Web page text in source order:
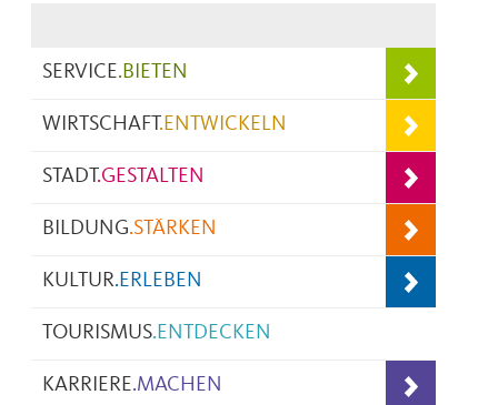
SERVICE.BIETEN
WIRTSCHAFT.ENTWICKELN
STADT.GESTALTEN
BILDUNG.STÄRKEN
KULTUR.ERLEBEN
TOURISMUS.ENTDECKEN
KARRIERE.MACHEN